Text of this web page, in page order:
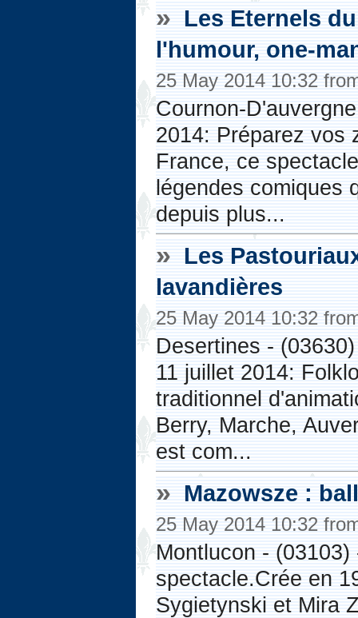
» Les Eternels
l'humour, one-
25 May 2014 10:32
Cournon-
2014: Préparez vos
France, ce
légendes comiques
depuis plus...
» Les
lavandières
25 May 2014 10:32
Desertines -
11 juillet 2014:
traditionnel
Berry, Marche,
est com...
» Mazowsze :
25 May 2014 10:32
Montlucon -
spectacle.Crée en
Sygietynski et Mira